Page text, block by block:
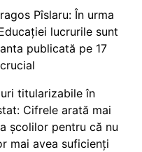
Pîslaru: În urma
lucrurile sunt
publicată pe 17
titularizabile în
Cifrele arată mai
școlilor pentru că nu
mai avea suficienți